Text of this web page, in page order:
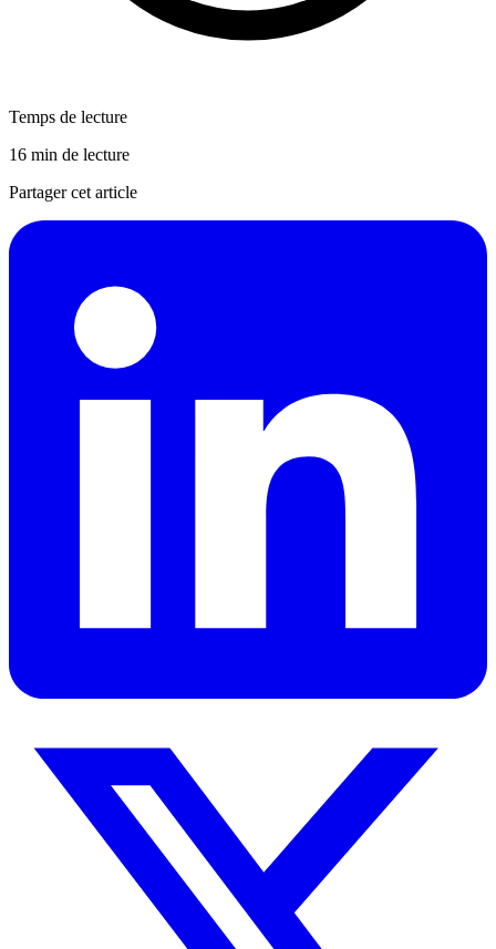
Temps de lecture
16 min de lecture
Partager cet article